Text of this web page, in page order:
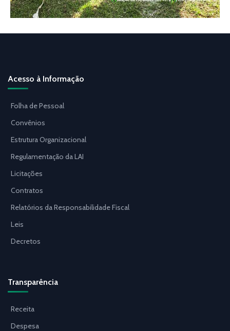
Acesso à Informação
Folha de Pessoal
Convênios
Estrutura Organizacional
Regulamentação da LAI
Licitações
Contratos
Relatórios da Responsabilidade Fiscal
Leis
Decretos
Transparência
Receita
Despesa